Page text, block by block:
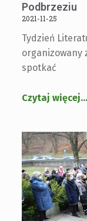
Podbrzeziu
2021-11-25
Tydzień
organizowany
spotkać
Czytaj więcej…